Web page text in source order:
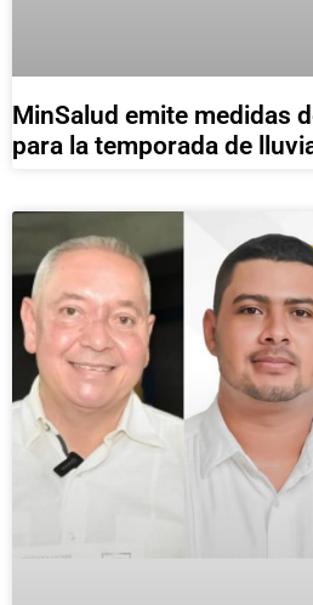
MinSalud emite medidas
para la temporada de